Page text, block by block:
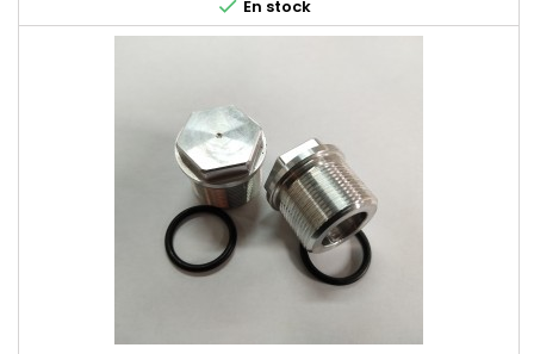
 En stock